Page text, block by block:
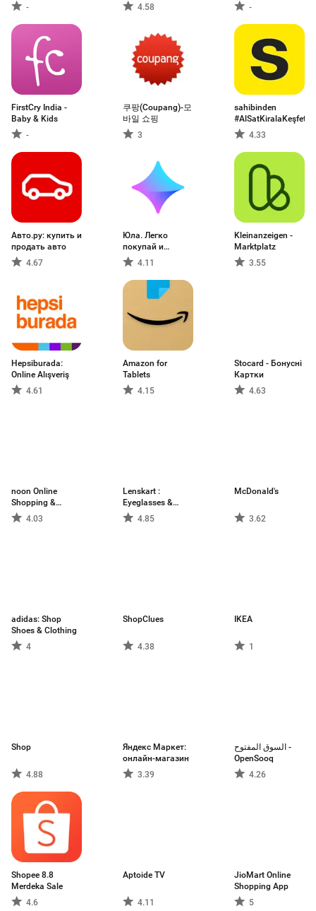
- 4.58
-
FirstCry India -
Baby & Kids
-
쿠팡(Coupang)-모
바일 쇼핑
3
sahibinden
#AlSatKiralaKeşfet
4.33
Авто.ру: купить и
продать авто
4.67
Юла. Легко
покупай и
продавай
4.11
Kleinanzeigen -
Marktplatz
3.55
Hepsiburada:
Online Alışveriş
4.61
Amazon for
Tablets
4.15
Stocard - Бонусні
Картки
4.63
noon Online
Shopping &
Grocery
4.03
Lenskart :
Eyeglasses &
More4.85
McDonald's
3.62
adidas: Shop
Shoes & Clothing
4
ShopClues
4.38
IKEA
1
Shop
4.88
Яндекс Маркет:
онлайн-магазин
3.39
السوق المفتوح -
OpenSooq
4.26
Shopee 8.8
Merdeka Sale
4.6
Aptoide TV
4.11
JioMart Online
Shopping App
5